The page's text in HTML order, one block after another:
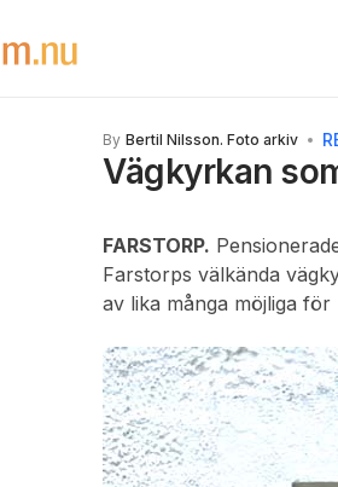
By Bertil Nilsson. Foto arkiv
Vägkyrkan
FARSTORP.
Farstorps välkända
av lika många möjliga